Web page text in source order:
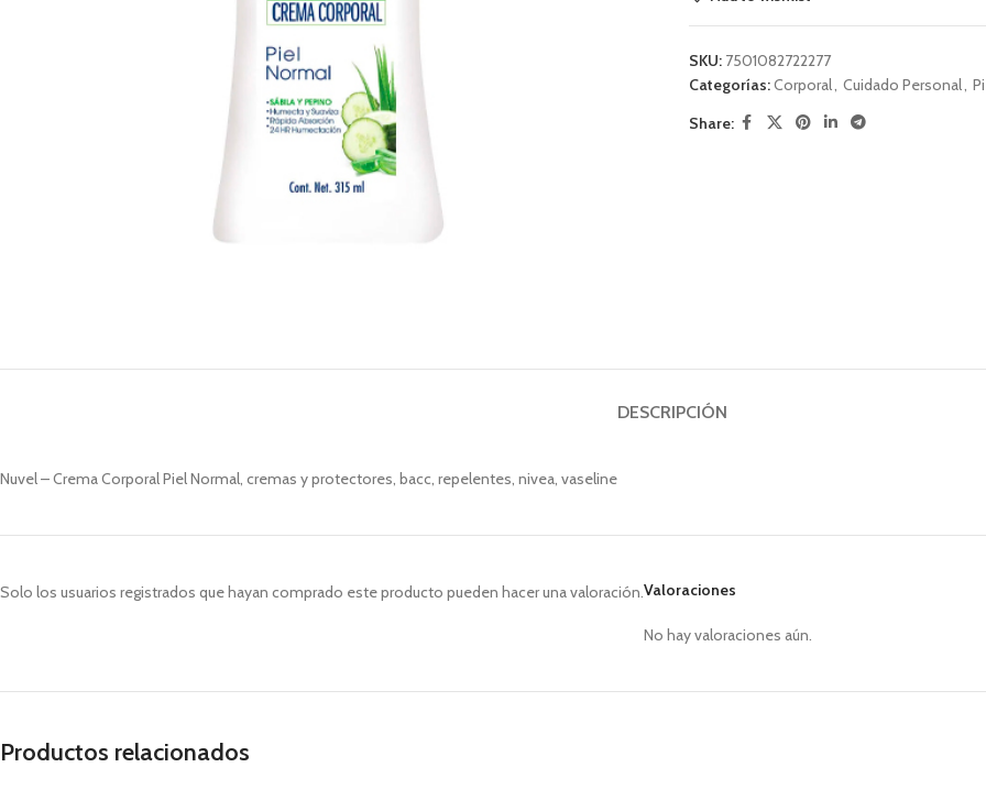
SKU: 7501082722277
Categorías:Corporal, Cuidado Personal,
Share:
DESCRIPCIÓN
Nuvel – Crema Corporal Piel Normal, cremas y protectores, bacc, repelentes, nivea, vaseline
Valoraciones
No hay valoraciones aún.
Solo los usuarios registrados que hayan comprado este producto pueden hacer una valoración.
Productos relacionados